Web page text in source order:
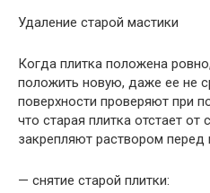
Удаление старой мастики
Когда плитка положена
положить новую, даже ее не
поверхности проверяют при
что старая плитка отстает от
закрепляют раствором
— снятие старой плитки: